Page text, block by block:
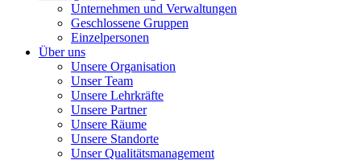
Unternehmen und Verwaltungen
Geschlossene Gruppen
Einzelpersonen
Über uns
Unsere Organisation
Unser Team
Unsere Lehrkräfte
Unsere Partner
Unsere Räume
Unsere Standorte
Unser Qualitätsmanagement